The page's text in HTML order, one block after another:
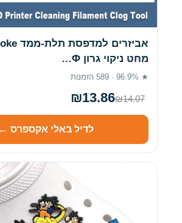
מחט ניקוי גרון Φ…
★ 96.9% · 589 הזמנות
₪13.86₪14.07
לדיל באלי אקספרס ←